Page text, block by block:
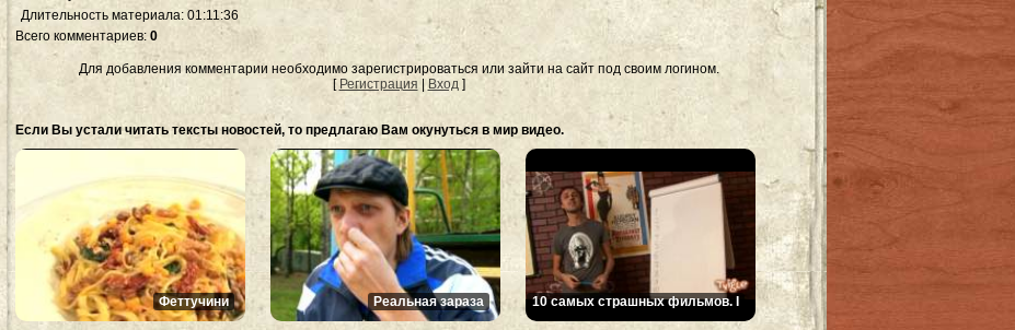
Длительность материала: 01:11:36
Всего комментариев: 0
Для добавления комментарии необходимо зарегистрироваться или зайти на сайт под своим логином.
[ Регистрация Вход]
Если Вы устали читать тексты новостей, то предлагаю Вам окунуться в мир видео.
Феттучини Реальная зараза 10 самых страшных фильмов. I